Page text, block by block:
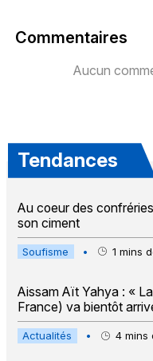
Commentaires
Aucun
Tendances
Au coeur des
son ciment
Soufisme • 1 mins
Aissam Aït Yahya : «
France) va bientôt
Actualités • 4 mins